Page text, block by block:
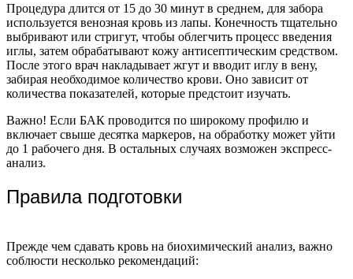
Процедура длится от 15 до 30 минут в среднем, для забора
используется венозная кровь из лапы. Конечность тщательно
выбривают или стригут, чтобы облегчить процесс введения
иглы, затем обрабатывают кожу антисептическим средством.
После этого врач накладывает жгут и вводит иглу в вену,
забирая необходимое количество крови. Оно зависит от
количества показателей, которые предстоит изучать.
Важно! Если БАК проводится по широкому профилю и
включает свыше десятка маркеров, на обработку может уйти
до 1 рабочего дня. В остальных случаях возможен экспресс-
анализ.
Правила подготовки
Прежде чем сдавать кровь на биохимический анализ, важно
соблюсти несколько рекомендаций: